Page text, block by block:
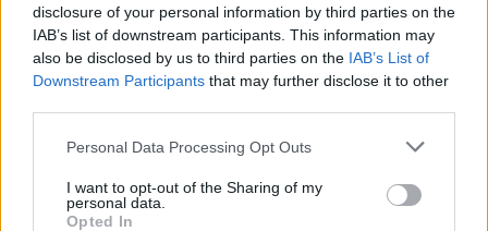
disclosure of your personal information by third parties on the
IAB’s list of downstream participants. This information may
also be disclosed by us to third parties on the IAB’s List of
Downstream Participants that may further disclose it to other
Personal Data Processing Opt Outs
I want to opt-out of the Sharing of my
personal data.
Opted In